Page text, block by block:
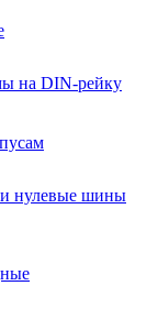
на DIN-рейку
нулевые шины